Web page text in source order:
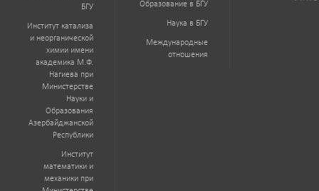
БГУ
Институт катализа
и неорганической
химии имени
академика М.Ф.
Нагиева при
Министерстве
Науки и
Образования
Азербайджанской
Республики
Институт
математики и
механики при
Образование в БГУ
Наука в БГУ
Международные
отношения